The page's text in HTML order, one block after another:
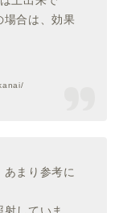
場合は、効果
あまり参考に